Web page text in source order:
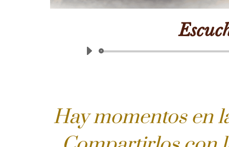
Hay momentos en